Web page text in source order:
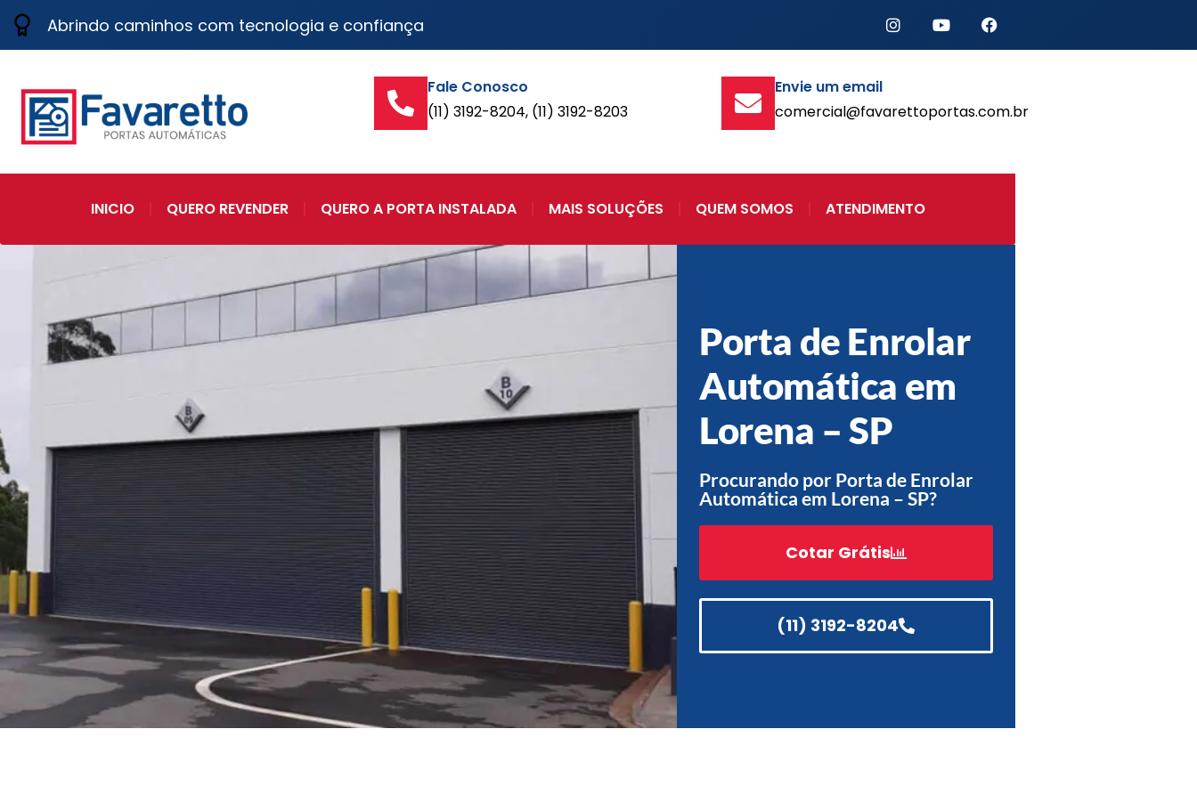
Abrindo caminhos com tecnologia e confiança
Fale Conosco
(11) 3192-8204, (11) 3192-8203
Envie um email
comercial@favarettoportas.com.br
INICIO QUERO REVENDER QUERO A PORTA INSTALADA MAIS SOLUÇÕES QUEM SOMOS ATENDIMENTO
Porta de Enrolar
Automática em
Lorena – SP
Procurando por Porta de Enrolar
Automática em Lorena – SP?
Cotar Grátis
(11) 3192-8204